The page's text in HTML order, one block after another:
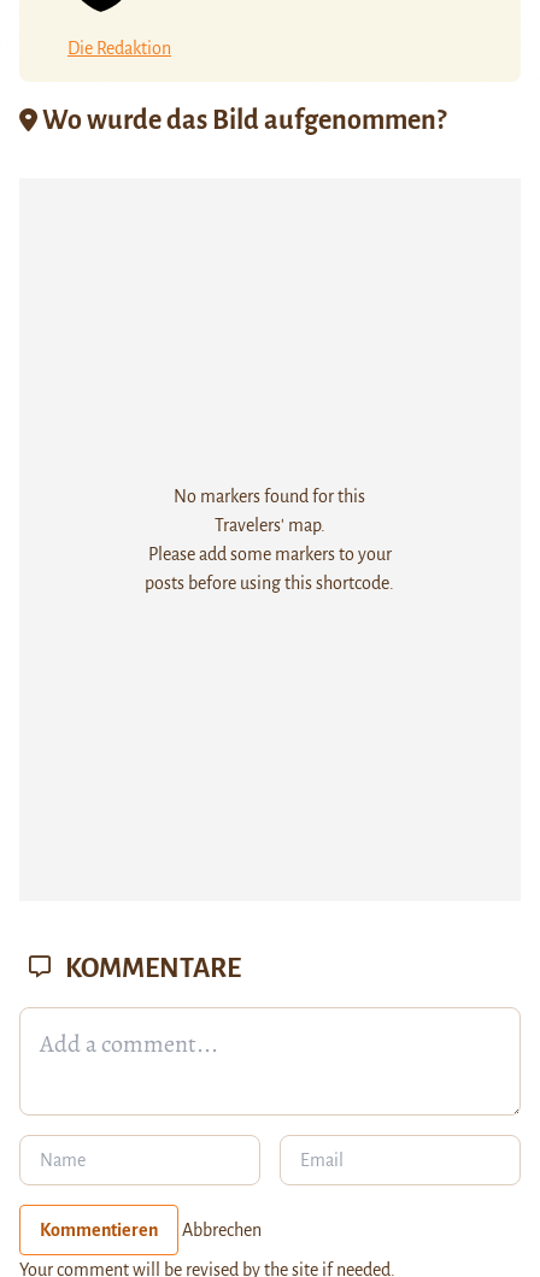
Die Redaktion
Wo wurde das Bild aufgenommen?
No markers found for this
Travelers' map.
Please add some markers to your
posts before using this shortcode.
KOMMENTARE
Kommentieren Abbrechen
Your comment will be revised by the site if needed.